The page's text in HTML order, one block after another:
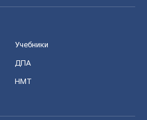
Учебники
ДПА
НМТ